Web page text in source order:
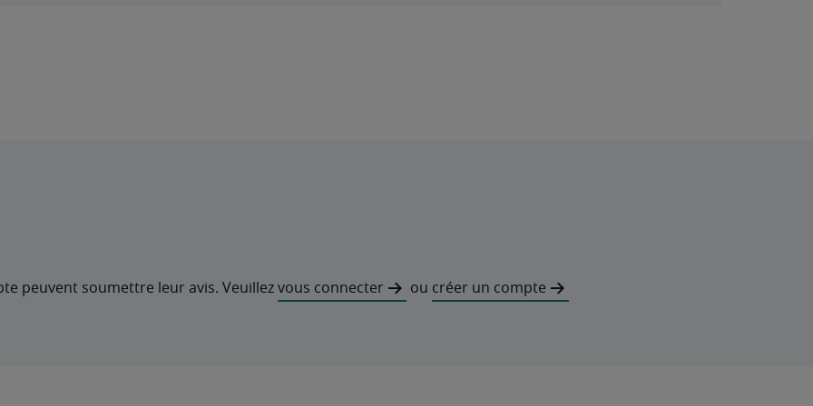
peuvent soumettre leur avis. Veuillezvous connecter ou créer un compte